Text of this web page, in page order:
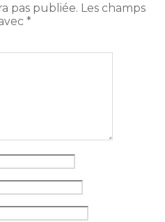
pas publiée. Les champs
*